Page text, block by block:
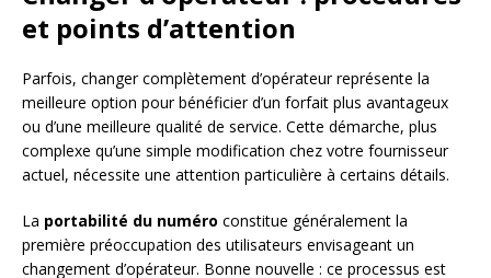
et points d’attention
Parfois, changer complètement d’opérateur représente la
meilleure option pour bénéficier d’un forfait plus avantageux
ou d’une meilleure qualité de service. Cette démarche, plus
complexe qu’une simple modification chez votre fournisseur
actuel, nécessite une attention particulière à certains détails.
La portabilité du numéro constitue généralement la
première préoccupation des utilisateurs envisageant un
changement d’opérateur. Bonne nouvelle : ce processus est